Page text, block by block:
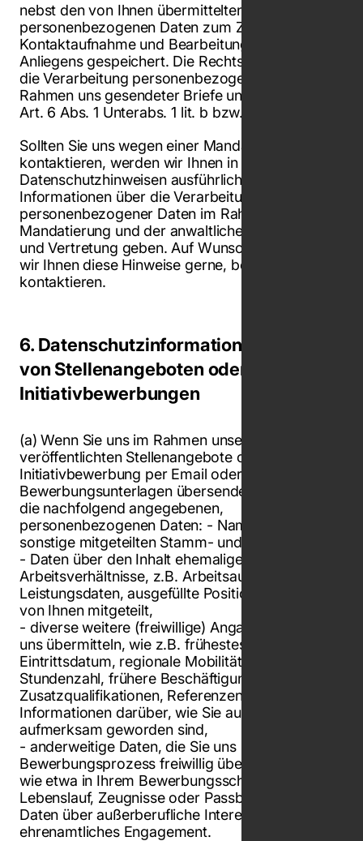
nebst den von Ihnen übermittelten
personenbezogenen Daten zum Zwecke der
Kontaktaufnahme und Bearbeitung Ihres
Anliegens gespeichert. Die Rechtsgrundlage für
die Verarbeitung personenbezogener Daten im
Rahmen uns gesendeter Briefe und Telefaxe ist
Art. 6 Abs. 1 Unterabs. 1 lit. b bzw. lit. f DS-GVO.
Sollten Sie uns wegen einer Mandatierung
kontaktieren, werden wir Ihnen in gesonderten
Datenschutzhinweisen ausführliche
Informationen über die Verarbeitung
personenbezogener Daten im Rahmen der
Mandatierung und der anwaltlichen Beratung
und Vertretung geben. Auf Wunsch übersenden
wir Ihnen diese Hinweise gerne, bevor Sie uns
kontaktieren.
6. Datenschutzinformation für Nutzer
von Stellenangeboten oder bei
Initiativbewerbungen
(a) Wenn Sie uns im Rahmen unserer
veröffentlichten Stellenangebote oder einer
Initiativbewerbung per Email oder postalisch
Bewerbungsunterlagen übersenden, erheben wir
die nachfolgend angegebenen,
personenbezogenen Daten: - Name und
sonstige mitgeteilten Stamm- und Kontaktdaten,
- Daten über den Inhalt ehemaliger/aktueller
Arbeitsverhältnisse, z.B. Arbeitsaufgaben,
Leistungsdaten, ausgefüllte Positionen, soweit
von Ihnen mitgeteilt,
- diverse weitere (freiwillige) Angaben, die Sie
uns übermitteln, wie z.B. frühestes
Eintrittsdatum, regionale Mobilität, gewünschte
Stundenzahl, frühere Beschäftigungen,
Zusatzqualifikationen, Referenzen oder
Informationen darüber, wie Sie auf die Stelle
aufmerksam geworden sind,
- anderweitige Daten, die Sie uns im
Bewerbungsprozess freiwillig überlassen haben,
wie etwa in Ihrem Bewerbungsschreiben,
Lebenslauf, Zeugnisse oder Passbild sowie ggf.
Daten über außerberufliche Interessen: Hobbies,
ehrenamtliches Engagement.